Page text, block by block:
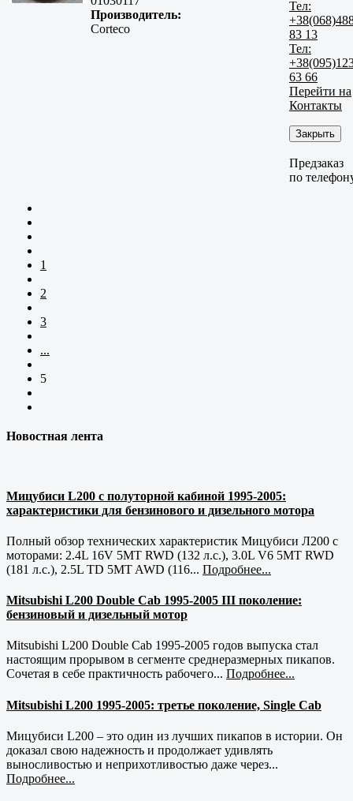
Производитель:
Corteco
Тел:
83 13
Тел:
63 66
Перейти на
Контакты
Закрыть
Предзаказ
по
1
2
3
...
5
Новостная лента
Мицубиси L200 с полуторной кабиной 1995-2005:
характеристики для бензинового и дизельного мотора
Полный обзор технических характеристик Мицубиси Л200 с
моторами: 2.4L 16V 5MT RWD (132 л.с.), 3.0L V6 5MT RWD
(181 л.с.), 2.5L TD 5MT AWD (116... Подробнее...
Mitsubishi L200 Double Cab 1995-2005 III поколение:
бензиновый и дизельный мотор
Mitsubishi L200 Double Cab 1995-2005 годов выпуска стал
настоящим прорывом в сегменте среднеразмерных пикапов.
Сочетая в себе практичность рабочего... Подробнее...
Mitsubishi L200 1995-2005: третье поколение, Single Cab
Мицубиси L200 – это один из лучших пикапов в истории. Он
доказал свою надежность и продолжает удивлять
выносливостью и неприхотливостью даже через...
Подробнее...